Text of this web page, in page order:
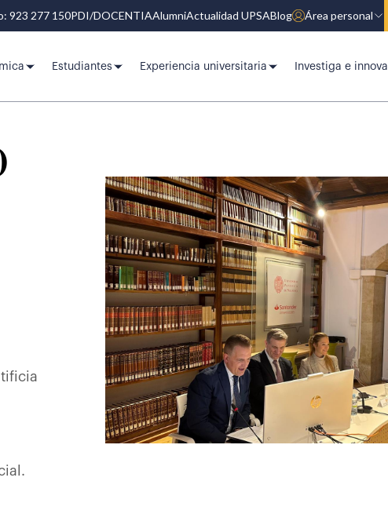
923 277 150PDI/DOCENTIAAlumniActualidad UPSABlog Área personal
Estudiantes Experiencia universitaria Investiga e innova